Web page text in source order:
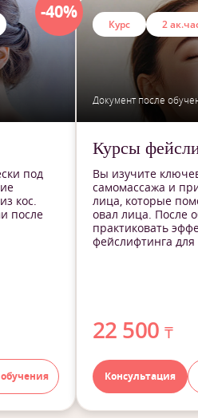
-40%
под
кос.
после
Курс 2
Документ после
Курсы
Вы изучите
самомассажа и
лица, которые
овал лица. После
практиковать
фейслифтинга для
22 500 ₸
Консультация